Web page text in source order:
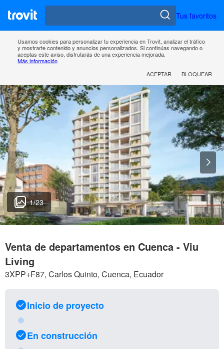
Tus favoritos
Usamos cookies para personalizar tu experiencia en Trovit, analizar el tráfico
y mostrarte contenido y anuncios personalizados. Si continúas navegando o
aceptas este aviso, disfrutarás de una experiencia mejorada.
Más información
ACEPTAR
BLOQUEAR
1/23
Venta de departamentos en Cuenca - Viu
Living
3XPP+F87, Carlos Quinto, Cuenca, Ecuador
Inicio de proyecto
En construcción